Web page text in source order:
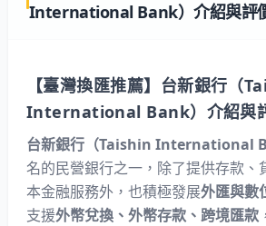
International Bank）介紹與評
【臺灣換匯推薦】 台新銀行 （
International Bank）介紹與
台新銀行（Taishin International
名的民營銀行之一，除了提供存款、
本金融服務外，也積極發展外匯與數
支援外幣兌換、外幣存款、跨境匯款